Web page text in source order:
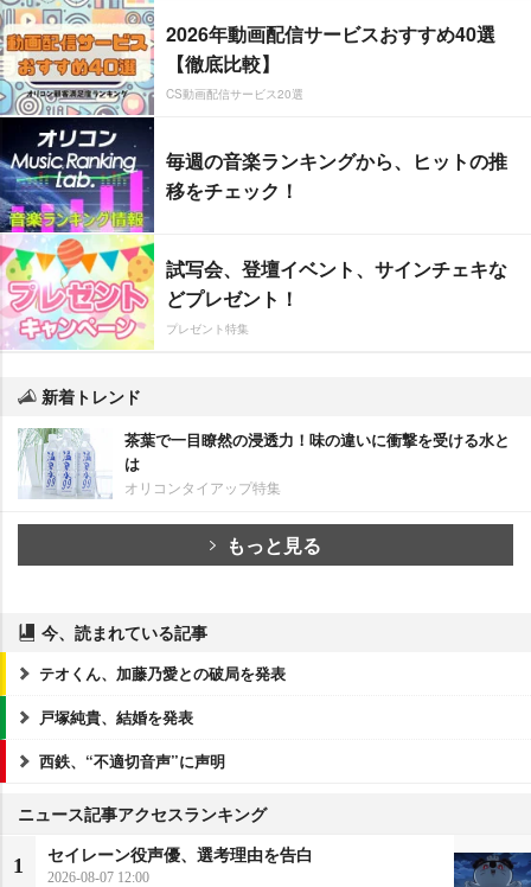
2026年動画配信サービスおすすめ40選
【徹底比較】
CS動画配信サービス20選
毎週の音楽ランキングから、ヒットの推
移をチェック！
試写会、登壇イベント、サインチェキな
どプレゼント！
プレゼント特集
新着トレンド
茶葉で一目瞭然の浸透力！味の違いに衝撃を受ける水と
は
オリコンタイアップ特集
もっと見る
今、読まれている記事
テオくん、加藤乃愛との破局を発表
戸塚純貴、結婚を発表
西鉄、“不適切音声”に声明
ニュース記事アクセスランキング
1
セイレーン役声優、選考理由を告白
2026-08-07 12:00